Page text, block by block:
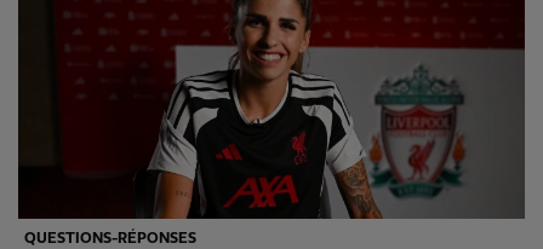
QUESTIONS-RÉPONSES